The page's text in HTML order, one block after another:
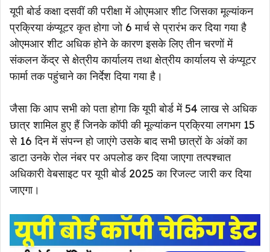
यूपी बोर्ड कक्षा दसवीं की परीक्षा में ओएमआर शीट जिसका मूल्यांकन
प्रक्रिया कंप्यूटर कृत होगा जो 6 मार्च से प्रारंभ कर दिया गया है
ओएमआर शीट अधिक होने के कारण इसके लिए तीन चरणों में
संकलन केंद्र से क्षेत्रीय कार्यालय तथा क्षेत्रीय कार्यालय से कंप्यूटर
फार्मा तक पहुंचाने का निर्देश दिया गया है।
जैसा कि आप सभी को पता होगा कि यूपी बोर्ड में 54 लाख से अधिक
छात्र शामिल हुए हैं जिनके कॉपी की मूल्यांकन प्रक्रिया लगभग 15
से 16 दिन में संपन्न हो जाएंगे उसके बाद सभी छात्रों के अंकों का
डाटा उनके रोल नंबर पर अपलोड कर दिया जाएगा तत्पश्चात
अधिकारी वेबसाइट पर यूपी बोर्ड 2025 का रिजल्ट जारी कर दिया
जाएगा।